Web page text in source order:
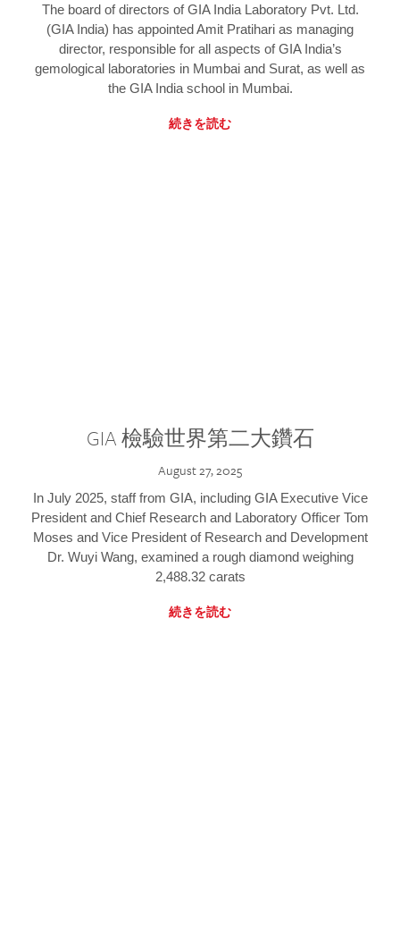
The board of directors of GIA India Laboratory Pvt. Ltd.
(GIA India) has appointed Amit Pratihari as managing
director, responsible for all aspects of GIA India’s
gemological laboratories in Mumbai and Surat, as well as
the GIA India school in Mumbai.
続きを読む
GIA 檢驗世界第二大鑽石
August 27, 2025
In July 2025, staff from GIA, including GIA Executive Vice
President and Chief Research and Laboratory Officer Tom
Moses and Vice President of Research and Development
Dr. Wuyi Wang, examined a rough diamond weighing
2,488.32 carats
続きを読む